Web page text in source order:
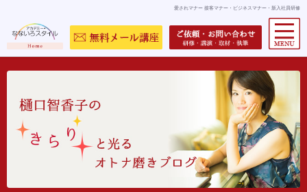
愛されマナー 接客マナー・ビジネスマナー・新入社員研修